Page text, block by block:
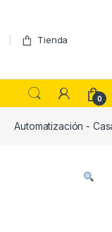
Tienda
0
Automatización -